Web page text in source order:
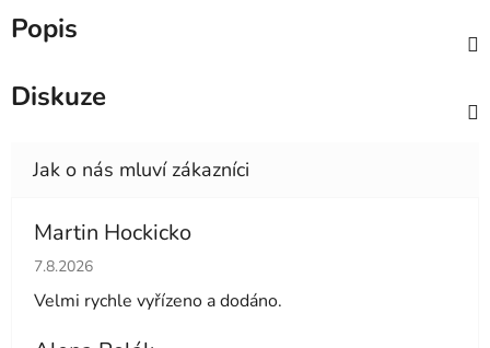
Popis
Diskuze
Martin Hockicko
Hodnocení obchodu je 5 z 5 hvězdiček.
7.8.2026
Velmi rychle vyřízeno a dodáno.